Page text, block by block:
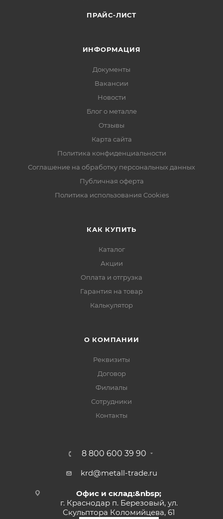
ПРАЙС-ЛИСТ
ИНФОРМАЦИЯ
Документы
Вакансии
Новости
Блог о металле
Отзывы
Карта сайта
Политика конфиденциальности
Соглашение на обработку персональных данных
Публичная оферта
Политика использования Cookies
КАК КУПИТЬ
Каталог
Акции
Оплата и отгрузка
Гарантия на товар
Калькулятор
О КОМПАНИИ
Реквизиты
Договор
Филиалы
Сотрудники
Контакты
8 800 600 39 90
krd@metall-trade.ru
Офис и склад:&nbsp;
г. Краснодар п. Березовый, ул.
Скульптора Коломийцева, 61